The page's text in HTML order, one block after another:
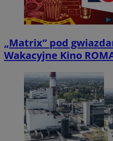
„Matrix” pod
Wakacyjne Kino